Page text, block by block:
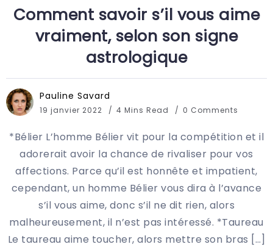
Comment savoir s’il vous aime
vraiment, selon son signe
astrologique
Pauline Savard
19 janvier 2022 4 Mins Read 0 Comments
*Bélier L’homme Bélier vit pour la compétition et il
adorerait avoir la chance de rivaliser pour vos
affections. Parce qu’il est honnête et impatient,
cependant, un homme Bélier vous dira à l’avance
s’il vous aime, donc s’il ne dit rien, alors
malheureusement, il n’est pas intéressé. *Taureau
Le taureau aime toucher, alors mettre son bras […]